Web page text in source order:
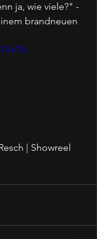
ja, wie viele?" -
brandneuen
| Showreel